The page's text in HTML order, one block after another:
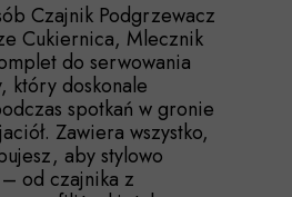
Czajnik Podgrzewacz
Cukiernica, Mlecznik
do serwowania
który doskonale
spotkań w gronie
Zawiera wszystko,
aby stylowo
od czajnika z